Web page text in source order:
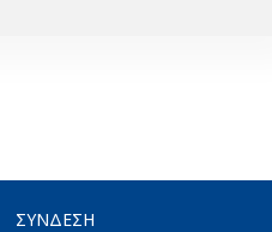
ΣΥΝΔΕΣΗ